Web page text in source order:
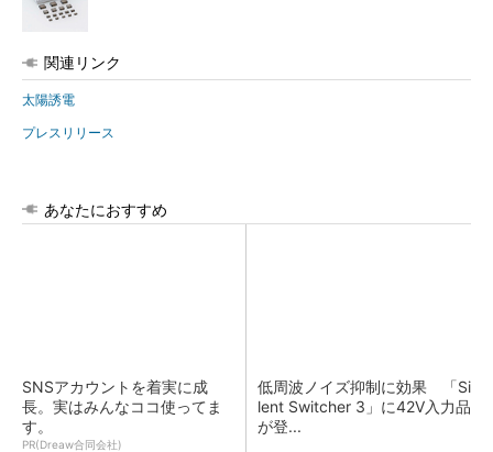
関連リンク
太陽誘電
プレスリリース
あなたにおすすめ
SNSアカウントを着実に成
長。実はみんなココ使ってま
す。
PR(Dreaw合同会社)
低周波ノイズ抑制に効果 「Si
lent Switcher 3」に42V入力品
が登...